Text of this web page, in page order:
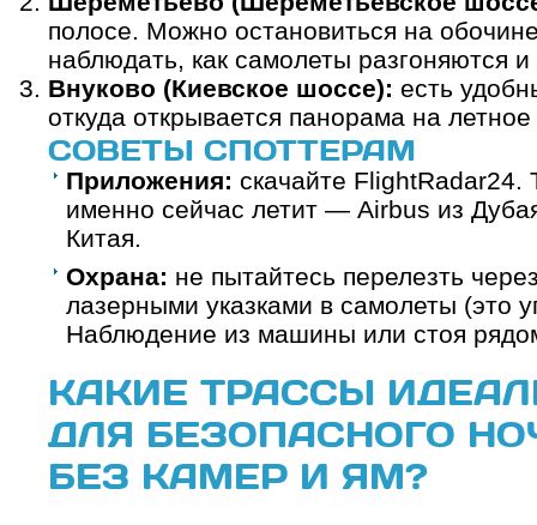
полосе. Можно остановиться на
наблюдать, как самолеты разгоняются
Внуково (Киевское шоссе): есть
откуда открывается панорама на
СОВЕТЫ СПОТТЕРАМ
Приложения: скачайте FlightRadar24.
именно сейчас летит — Airbus из
Китая.
Охрана: не пытайтесь перелезть
лазерными указками в самолеты (это
Наблюдение из машины или стоя
КАКИЕ ТРАССЫ
ДЛЯ БЕЗОПАСНОГО
БЕЗ КАМЕР И ЯМ?